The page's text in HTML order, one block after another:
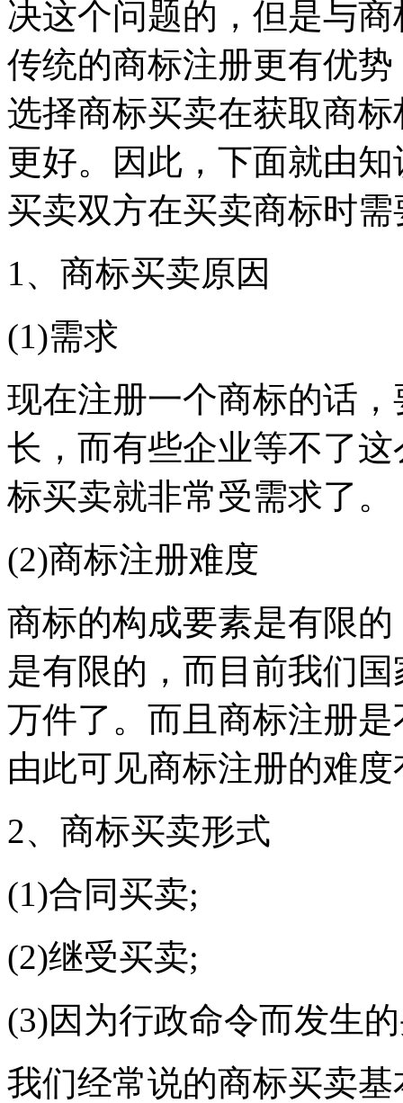
决这个问题的，但是与
传统的商标注册更有优
选择商标买卖在获取商
更好。因此，下面就由
买卖双方在买卖商标时需
1、商标买卖原因
(1)需求
现在注册一个商标的话
长，而有些企业等不了
标买卖就非常受需求了。
(2)商标注册难度
商标的构成要素是有限
是有限的，而目前我们
万件了。而且商标注册
由此可见商标注册的难
2、商标买卖形式
(1)合同买卖;
(2)继受买卖;
(3)因为行政命令而发生
我们经常说的商标买卖